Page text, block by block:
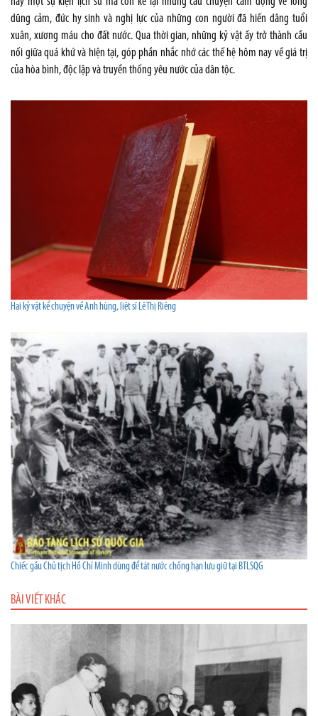
dũng cảm, đức hy sinh và nghị lực của những con người đã hiến dâng tuổi
xuân, xương máu cho đất nước. Qua thời gian, những kỷ vật ấy trở thành cầu
nối giữa quá khứ và hiện tại, góp phần nhắc nhớ các thế hệ hôm nay về giá trị
của hòa bình, độc lập và truyền thống yêu nước của dân tộc.
Hai kỷ vật kể chuyện về Anh hùng, liệt sĩ Lê Thị Riêng
Chiếc gầu Chủ tịch Hồ Chí Minh dùng để tát nước chống hạn lưu giữ tại BTLSQG
BÀI VIẾT KHÁC